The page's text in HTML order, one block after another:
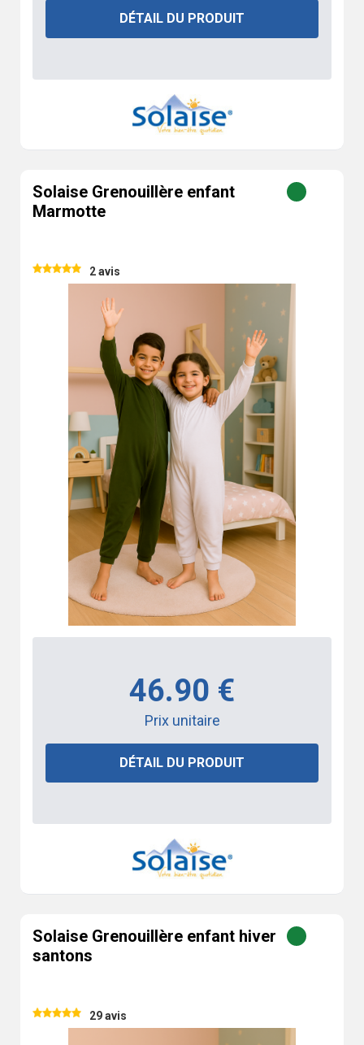
DÉTAIL DU PRODUIT
Solaise Grenouillère enfant
Marmotte
2 avis
46.90 €
Prix unitaire
DÉTAIL DU PRODUIT
Solaise Grenouillère enfant hiver
santons
29 avis